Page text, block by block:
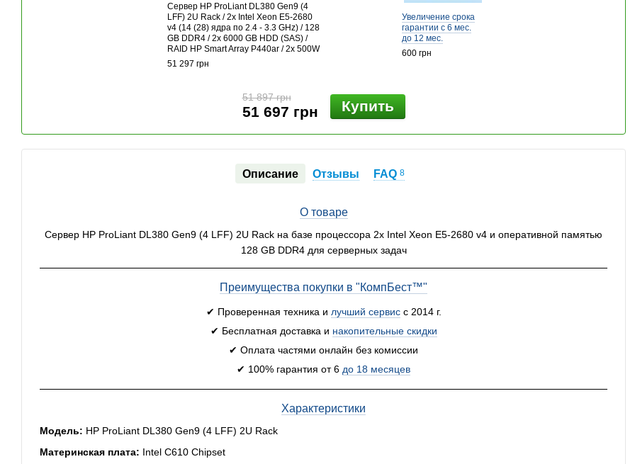
Сервер HP ProLiant DL380 Gen9 (4
LFF) 2U Rack / 2x Intel Xeon E5-2680
v4 (14 (28) ядра по 2.4 - 3.3 GHz) / 128
GB DDR4 / 2x 6000 GB HDD (SAS) /
RAID HP Smart Array P440ar / 2x 500W
51 297 грн
Увеличение срока
гарантии с 6 мес.
до 12 мес.
600 грн
51 897 грн
51 697 грн Купить
Описание Отзывы FAQ8
О товаре
Сервер HP ProLiant DL380 Gen9 (4 LFF) 2U Rack на базе процессора 2x Intel Xeon E5-2680 v4 и оперативной памятью
128 GB DDR4 для серверных задач
Преимущества покупки в "КомпБест™"
✔ Проверенная техника и лучший сервисс 2014 г.
✔ Бесплатная доставка и накопительные скидки
✔ Оплата частями онлайн без комиссии
✔ 100% гарантия от 6 до 18 месяцев
Характеристики
Модель: HP ProLiant DL380 Gen9 (4 LFF) 2U Rack
Материнская плата: Intel C610 Chipset